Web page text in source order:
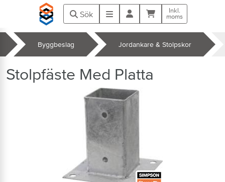
Hoppa till huvudinnehåll
Sök Meny Kundvagn
Inkl.
moms
Byggbeslag Jordankare & Stolpskor
Stolpfäste Med Platta